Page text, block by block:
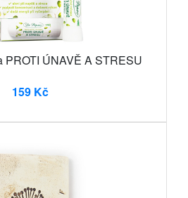
PROTI ÚNAVĚ A STRESU
159 Kč